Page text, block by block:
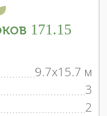
171.15
9.7x15.7 м
3
2